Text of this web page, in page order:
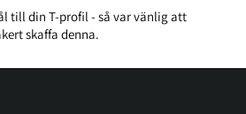
till din T-profil - så var vänlig att
skaffa denna.